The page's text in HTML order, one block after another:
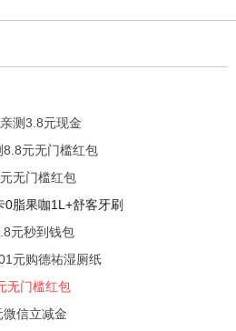
测3.8元现金
元无门槛红包
无门槛红包
脂果咖1L+舒客牙刷
元秒到钱包
元购德祐湿厕纸
无门槛红包
信立减金